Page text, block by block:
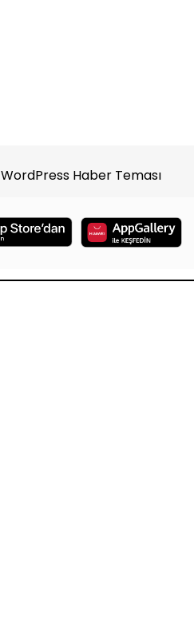
WordPress Haber Teması